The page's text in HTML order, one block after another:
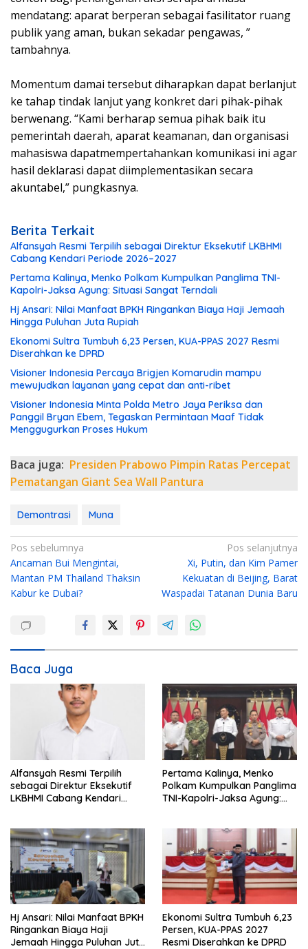
mendatang: aparat berperan sebagai fasilitator ruang
publik yang aman, bukan sekadar pengawas, ”
tambahnya.
‎Momentum damai tersebut diharapkan dapat berlanjut
ke tahap tindak lanjut yang konkret dari pihak-pihak
berwenang. “Kami berharap semua pihak baik itu
pemerintah daerah, aparat keamanan, dan organisasi
mahasiswa dapatmempertahankan komunikasi ini agar
hasil deklarasi dapat diimplementasikan secara
akuntabel,” pungkasnya.
Berita Terkait
Alfansyah Resmi Terpilih sebagai Direktur Eksekutif LKBHMI
Cabang Kendari Periode 2026–2027
Pertama Kalinya, Menko Polkam Kumpulkan Panglima TNI-
Kapolri-Jaksa Agung: Situasi Sangat Terndali
Hj Ansari: Nilai Manfaat BPKH Ringankan Biaya Haji Jemaah
Hingga Puluhan Juta Rupiah
Ekonomi Sultra Tumbuh 6,23 Persen, KUA-PPAS 2027 Resmi
Diserahkan ke DPRD
Visioner Indonesia Percaya Brigjen Komarudin mampu
mewujudkan layanan yang cepat dan anti-ribet
Visioner Indonesia Minta Polda Metro Jaya Periksa dan
Panggil Bryan Ebem, Tegaskan Permintaan Maaf Tidak
Menggugurkan Proses Hukum
Baca juga: Presiden Prabowo Pimpin Ratas Percepat
Pematangan Giant Sea Wall Pantura
Demontrasi Muna
N
a
v
a
s
i
Pos sebelumnya
Ancaman Bui Mengintai,
Mantan PM Thailand Thaksin
Kabur ke Dubai?
Pos selanjutnya
Xi, Putin, dan Kim Pamer
Kekuatan di Beijing, Barat
Waspadai Tatanan Dunia Baru
Baca Juga
Alfansyah Resmi Terpilih
sebagai Direktur Eksekutif
LKBHMI Cabang Kendari
Pertama Kalinya, Menko
Polkam Kumpulkan Panglima
TNI-Kapolri-Jaksa Agung:
Hj Ansari: Nilai Manfaat BPKH
Ringankan Biaya Haji
Jemaah Hingga Puluhan Juta
Ekonomi Sultra Tumbuh 6,23
Persen, KUA-PPAS 2027
Resmi Diserahkan ke DPRD